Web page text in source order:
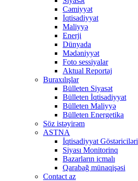
Cəmiyyət
İqtisadiyyat
Maliyyə
Enerji
Dünyada
Mədəniyyət
Foto sessiyalar
Aktual Reportaj
Buraxılışlar
Bülleten Siyasət
Bülleten İqtisadiyyat
Bülleten Maliyyə
Bülleten Energetika
Söz istəyirəm
ASTNA
İqtisadiyyat Göstəriciləri
Siyası Monitorinq
Bazarların icmalı
Qarabağ münaqişəsi
Contact az